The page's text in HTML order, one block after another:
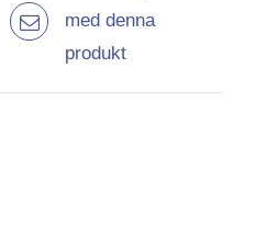
med denna
produkt